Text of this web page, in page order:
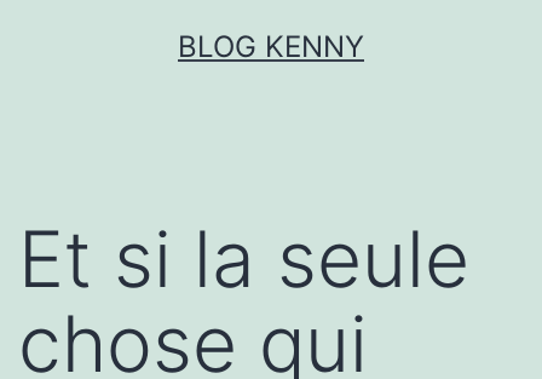
BLOG KENNY
Et si la seule
chose qui